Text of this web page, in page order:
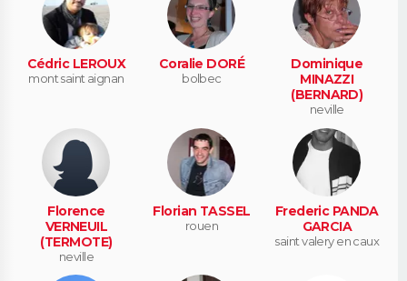
Cédric LEROUX
mont saint aignan
Coralie DORÉ
bolbec
Dominique
MINAZZI
(BERNARD)
neville
Florence
VERNEUIL
(TERMOTE)
neville
Florian TASSEL
rouen
Frederic PANDA
GARCIA
saint valery en caux